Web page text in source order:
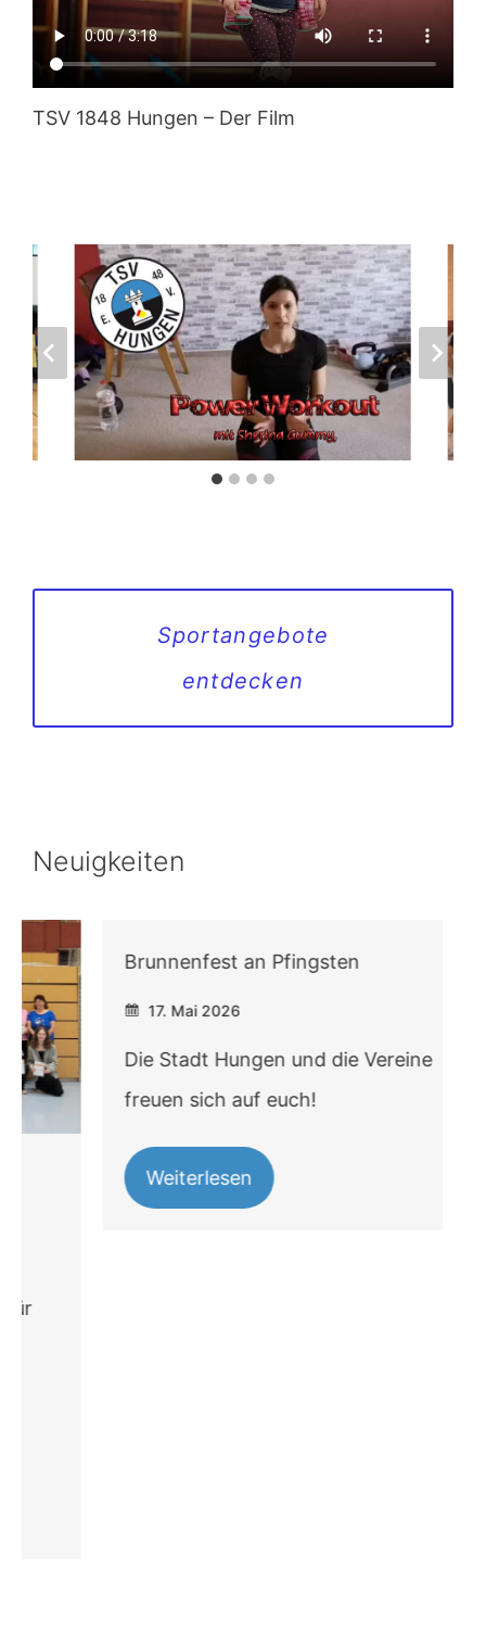
TSV 1848 Hungen – Der Film
Sportangebote
entdecken
Neuigkeiten
Brunnenfest an Pfingsten
17. Mai 2026
Die Stadt Hungen und die Vereine
freuen sich auf euch!
Weiterlesen